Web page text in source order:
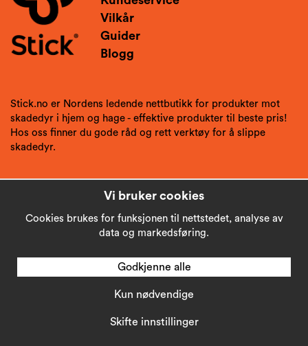
Vilkår
Guider
Blogg
Stick.no er Nordens ledende nettbutikk for produkter mot
skadedyr i hjem og hage - effektive produkter til beste pris!
Hos oss finner du gode råd og rett verktøy for å slippe
skadedyr.
Vi bruker cookies
Cookies brukes for funksjonen til nettstedet, analyse av
data og markedsføring.
Skifte innstillinger
Kun nødvendige
Godkjenne alle